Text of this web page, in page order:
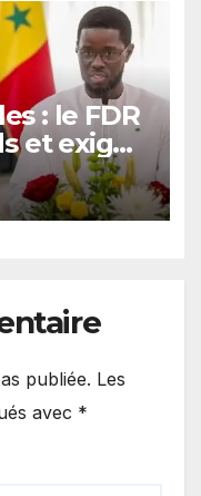
: le FDR
et exige
précis
publiée. Les
avec *